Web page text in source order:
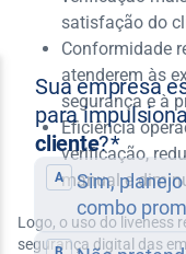
satisfação do
Conformidade
atenderem às
segurança e à
Eficiência
verificação,
manual e
Logo, o uso do liveness
segurança digital das